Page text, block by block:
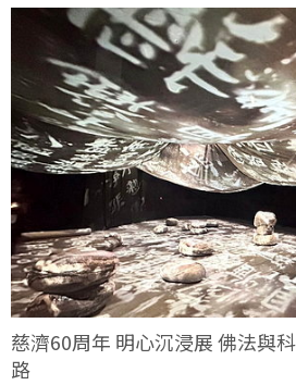
慈濟60周年 明心沉浸展 佛法與
路